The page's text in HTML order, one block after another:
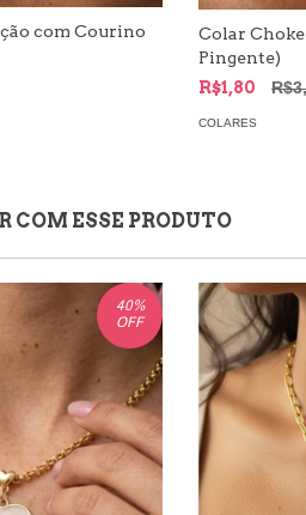
com Courino
Colar
Pingente)
R$1,80
COLARES
COM ESSE PRODUTO
40%
OFF